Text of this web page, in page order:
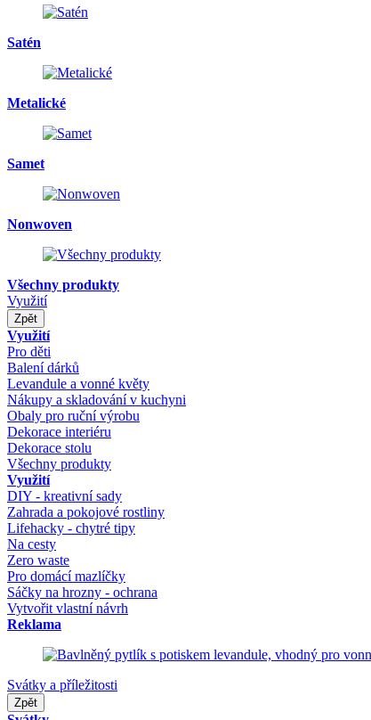
Satén
Metalické
Samet
Nonwoven
Všechny produkty
Využití
Zpět
Využití
Pro děti
Balení dárků
Levandule a vonné květy
Nákupy a skladování v kuchyni
Obaly pro ruční výrobu
Dekorace interiéru
Dekorace stolu
Všechny produkty
Využití
DIY - kreativní sady
Zahrada a pokojové rostliny
Lifehacky - chytré tipy
Na cesty
Zero waste
Pro domácí mazlíčky
Sáčky na hrozny - ochrana
Vytvořit vlastní návrh
Reklama
Svátky a příležitosti
Zpět